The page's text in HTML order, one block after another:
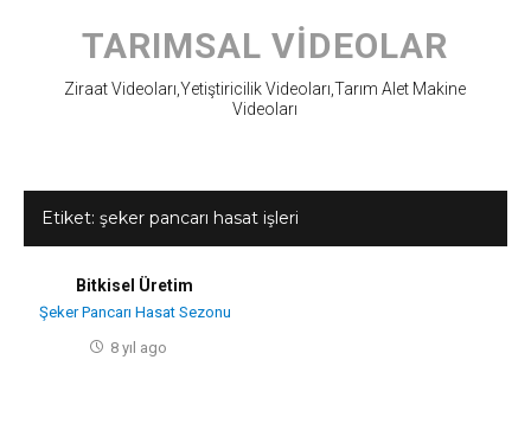
content
TARIMSAL VIDEOLAR
Ziraat Videoları,Yetiştiricilik Videoları,Tarım Alet Makine
Videoları
Etiket: şeker pancarı hasat işleri
Bitkisel Üretim
Şeker Pancarı Hasat Sezonu
8 yıl ago